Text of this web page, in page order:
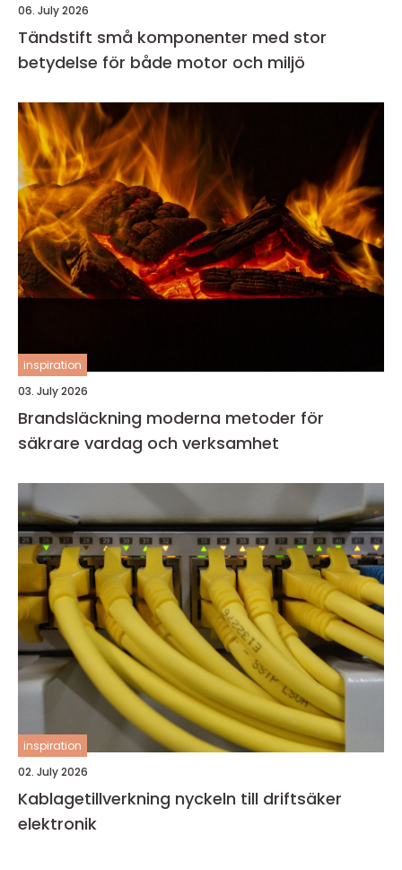
06. July 2026
Tändstift små komponenter med stor
betydelse för både motor och miljö
inspiration
03. July 2026
Brandsläckning moderna metoder för
säkrare vardag och verksamhet
inspiration
02. July 2026
Kablagetillverkning nyckeln till driftsäker
elektronik